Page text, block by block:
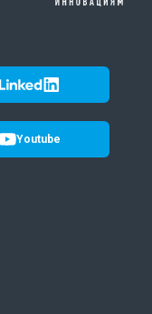
Youtube